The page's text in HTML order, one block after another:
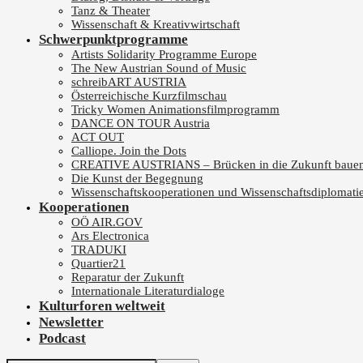
Tanz & Theater
Wissenschaft & Kreativwirtschaft
Schwerpunktprogramme
Artists Solidarity Programme Europe
The New Austrian Sound of Music
schreibART AUSTRIA
Österreichische Kurzfilmschau
Tricky Women Animationsfilmprogramm
DANCE ON TOUR Austria
ACT OUT
Calliope. Join the Dots
CREATIVE AUSTRIANS – Brücken in die Zukunft
Die Kunst der Begegnung
Wissenschaftskooperationen und
Kooperationen
OÖ AIR.GOV
Ars Electronica
TRADUKI
Quartier21
Reparatur der Zukunft
Internationale Literaturdialoge
Kulturforen weltweit
Newsletter
Podcast